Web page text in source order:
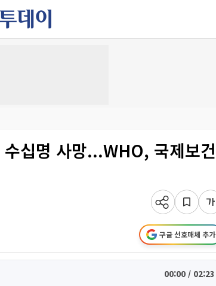
수십명 사망...WHO, 국제보건
구글 선호매체 추가
00:00 / 02:23